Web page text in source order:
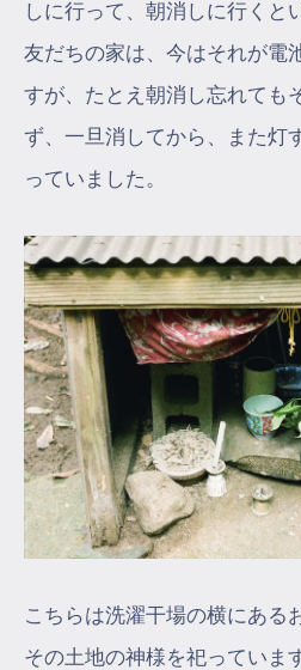
しに行って、朝消しに行くと
友だちの家は、今はそれが電
すが、たとえ朝消し忘れても
ず、一旦消してから、また灯
っていました。
こちらは洗濯干場の横にある
その土地の神様を祀っていま